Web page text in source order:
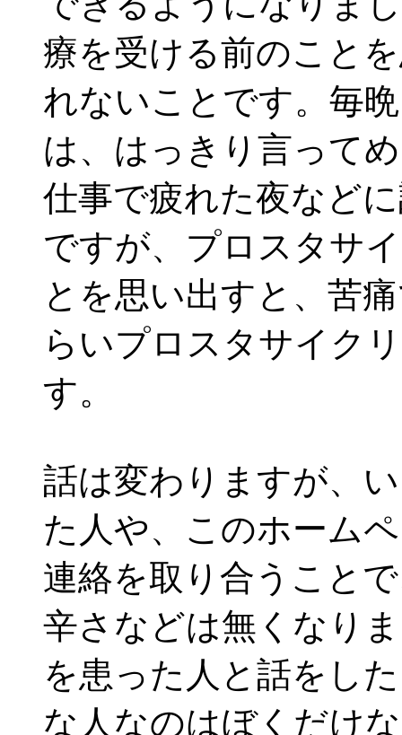
療を受ける前のこと
れないことです。毎
は、はっきり言って
仕事で疲れた夜など
ですが、プロスタサ
とを思い出すと、苦
らいプロスタサイク
す。
話は変わりますが、
た人や、このホーム
連絡を取り合うこと
辛さなどは無くなり
を患った人と話をし
な人なのはぼくだけ